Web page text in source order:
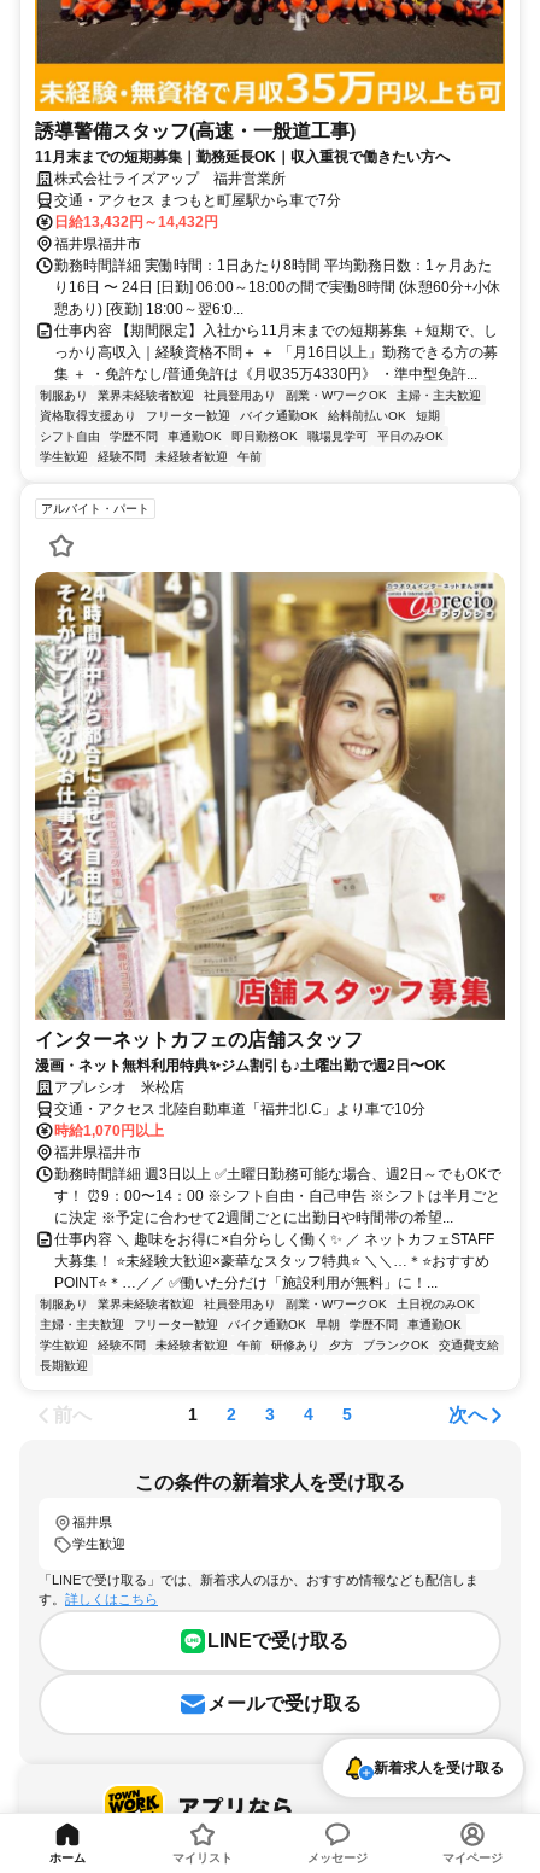
誘導警備スタッフ(高速・一般道工事)
11月末までの短期募集｜勤務延長OK｜収入重視で働きたい方へ
株式会社ライズアップ 福井営業所
交通・アクセス まつもと町屋駅から車で7分
日給13,432円～14,432円
福井県福井市
勤務時間詳細 実働時間：1日あたり8時間 平均勤務日数：1ヶ月あた
り16日 〜 24日 [日勤] 06:00～18:00の間で実働8時間 (休憩60分+小休
憩あり) [夜勤] 18:00～翌6:0...
仕事内容 【期間限定】入社から11月末までの短期募集 ＋短期で、し
っかり高収入｜経験資格不問＋ ＋ 「月16日以上」勤務できる方の募
集 ＋ ・免許なし/普通免許は《月収35万4330円》 ・準中型免許...
制服あり 業界未経験者歓迎 社員登用あり 副業・WワークOK
主婦・主夫歓迎
資格取得支援あり
フリーター歓迎 バイク通勤OK 給料前払いOK
短期
シフト自由
学歴不問 車通勤OK 即日勤務OK 職場見学可
平日のみOK
学生歓迎
経験不問 未経験者歓迎 午前
アルバイト・パート
インターネットカフェの店舗スタッフ
漫画・ネット無料利用特典✨ジム割引も♪土曜出勤で週2日〜OK
アプレシオ 米松店
交通・アクセス 北陸自動車道「福井北I.C」より車で10分
時給1,070円以上
福井県福井市
勤務時間詳細 週3日以上 ✅土曜日勤務可能な場合、週2日～でもOKで
す！ ⏰9：00〜14：00 ※シフト自由・自己申告 ※シフトは半月ごと
に決定 ※予定に合わせて2週間ごとに出勤日や時間帯の希望...
仕事内容 ＼ 趣味をお得に×自分らしく働く✨ ／ ネットカフェSTAFF
大募集！ ⭐未経験大歓迎×豪華なスタッフ特典⭐ ＼＼…＊⭐おすすめ
POINT⭐＊…／／ ✅働いた分だけ「施設利用が無料」に！...
制服あり 業界未経験者歓迎 社員登用あり 副業・WワークOK
土日祝のみOK
主婦・主夫歓迎
フリーター歓迎 バイク通勤OK 早朝 学歴不問
車通勤OK
学生歓迎
経験不問 未経験者歓迎 午前 研修あり 夕方 ブランクOK
交通費支給
長期歓迎
前へ 1 2 3 4 5 次へ
この条件の新着求人を受け取る
福井県
学生歓迎
「LINEで受け取る」では、新着求人のほか、おすすめ情報なども配信しま
す。 詳しくはこちら
LINEで受け取る
メールで受け取る
新着求人を受け取る
ホーム マイリスト メッセージ マイページ